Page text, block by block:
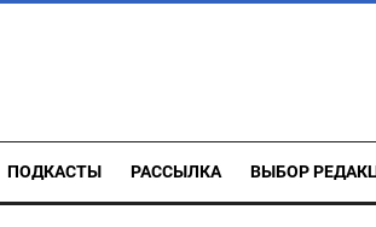
ПОДКАСТЫ РАССЫЛКА ВЫБОР